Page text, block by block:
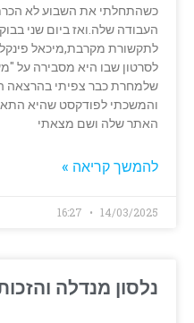
כשהתחלתי את השבוע לא
העבודה שלה.ואז ביום שני
לתקשורת מקרבת,מיכאל
לסרטון שבו היא מסבירה על
והמשכתי לפודקסט שהיא
האתר שלה ושם מצאתי
להמשך קריאה »
14/03/2025
נלסון מנדלה